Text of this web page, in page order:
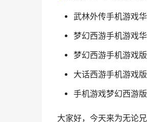
武林外传手机游戏
梦幻西游手机游戏
梦幻西游手机游戏
大话西游手机游戏
手机游戏梦幻西游
大家好，今天来为无论